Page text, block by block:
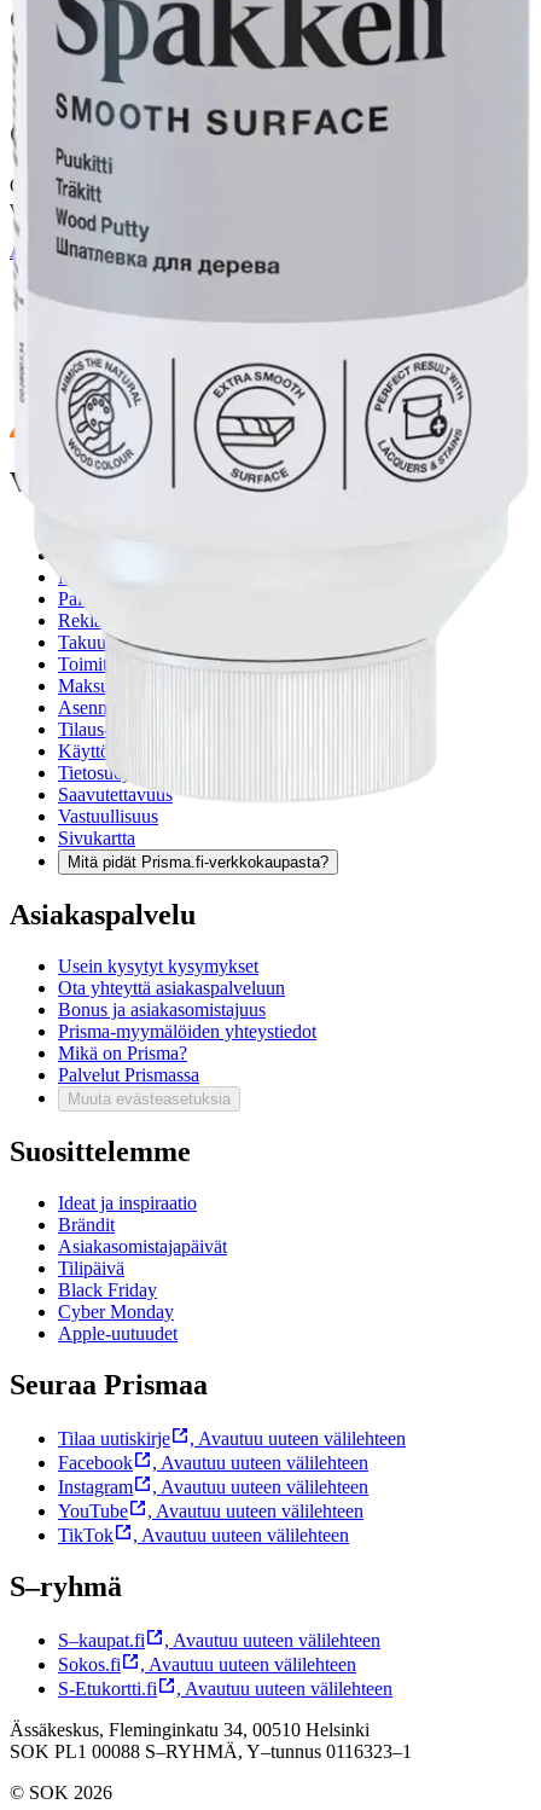
Ominaisuudet
Oletko tyytyväinen tuotetietoihin?
Ovatko tuotetiedot riittävät? Jos tuotetiedoissa on puutteita tai niitä
voisi muuten parantaa, anna palautetta.
Anna palautetta,Avautuu uuteen välilehteen
Asiakasomistajalle Bonusta jopa 5 %.*
Verkkokauppa
Myymälänouto
Palautukset
Reklamaatio
Takuu ja huolto
Toimitustavat
Maksutavat
Asennuspalvelut
Tilaus- ja toimitusehdot
Käyttöehdot
Tietosuojakäytäntö
Saavutettavuus
Vastuullisuus
Sivukartta
Mitä pidät Prisma.fi-verkkokaupasta?
Asiakaspalvelu
Usein kysytyt kysymykset
Ota yhteyttä asiakaspalveluun
Bonus ja asiakasomistajuus
Prisma-myymälöiden yhteystiedot
Mikä on Prisma?
Palvelut Prismassa
Muuta evästeasetuksia
Suosittelemme
Ideat ja inspiraatio
Brändit
Asiakasomistajapäivät
Tilipäivä
Black Friday
Cyber Monday
Apple-uutuudet
Seuraa Prismaa
Tilaa uutiskirje , Avautuu uuteen välilehteen
Facebook
, Avautuu uuteen välilehteen
Instagram
, Avautuu uuteen välilehteen
YouTube
, Avautuu uuteen välilehteen
TikTok
, Avautuu uuteen välilehteen
S–ryhmä
S–kaupat.fi , Avautuu uuteen välilehteen
Sokos.fi
, Avautuu uuteen välilehteen
S-Etukortti.fi
, Avautuu uuteen välilehteen
Ässäkeskus, Fleminginkatu 34, 00510 Helsinki
SOK PL1 00088 S–RYHMÄ, Y–tunnus 0116323–1
© SOK 2026